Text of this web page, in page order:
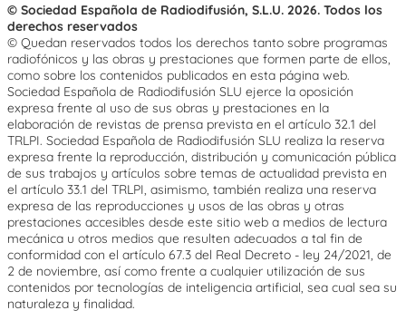
© Sociedad Española de Radiodifusión, S.L.U. 2026. Todos los
derechos reservados
© Quedan reservados todos los derechos tanto sobre programas
radiofónicos y las obras y prestaciones que formen parte de ellos,
como sobre los contenidos publicados en esta página web.
Sociedad Española de Radiodifusión SLU ejerce la oposición
expresa frente al uso de sus obras y prestaciones en la
elaboración de revistas de prensa prevista en el artículo 32.1 del
TRLPI. Sociedad Española de Radiodifusión SLU realiza la reserva
expresa frente la reproducción, distribución y comunicación pública
de sus trabajos y artículos sobre temas de actualidad prevista en
el artículo 33.1 del TRLPI, asimismo, también realiza una reserva
expresa de las reproducciones y usos de las obras y otras
prestaciones accesibles desde este sitio web a medios de lectura
mecánica u otros medios que resulten adecuados a tal fin de
conformidad con el artículo 67.3 del Real Decreto - ley 24/2021, de
2 de noviembre, así como frente a cualquier utilización de sus
contenidos por tecnologías de inteligencia artificial, sea cual sea su
naturaleza y finalidad.